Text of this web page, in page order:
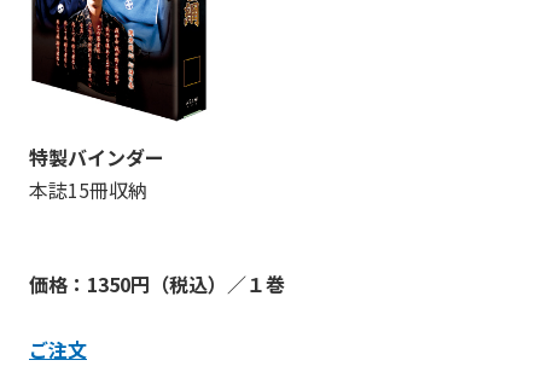
特製バインダー
本誌15冊収納
価格：1350円（税込）／１巻
ご注文